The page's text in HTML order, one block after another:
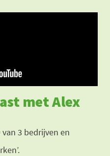
met Alex
van 3 bedrijven en